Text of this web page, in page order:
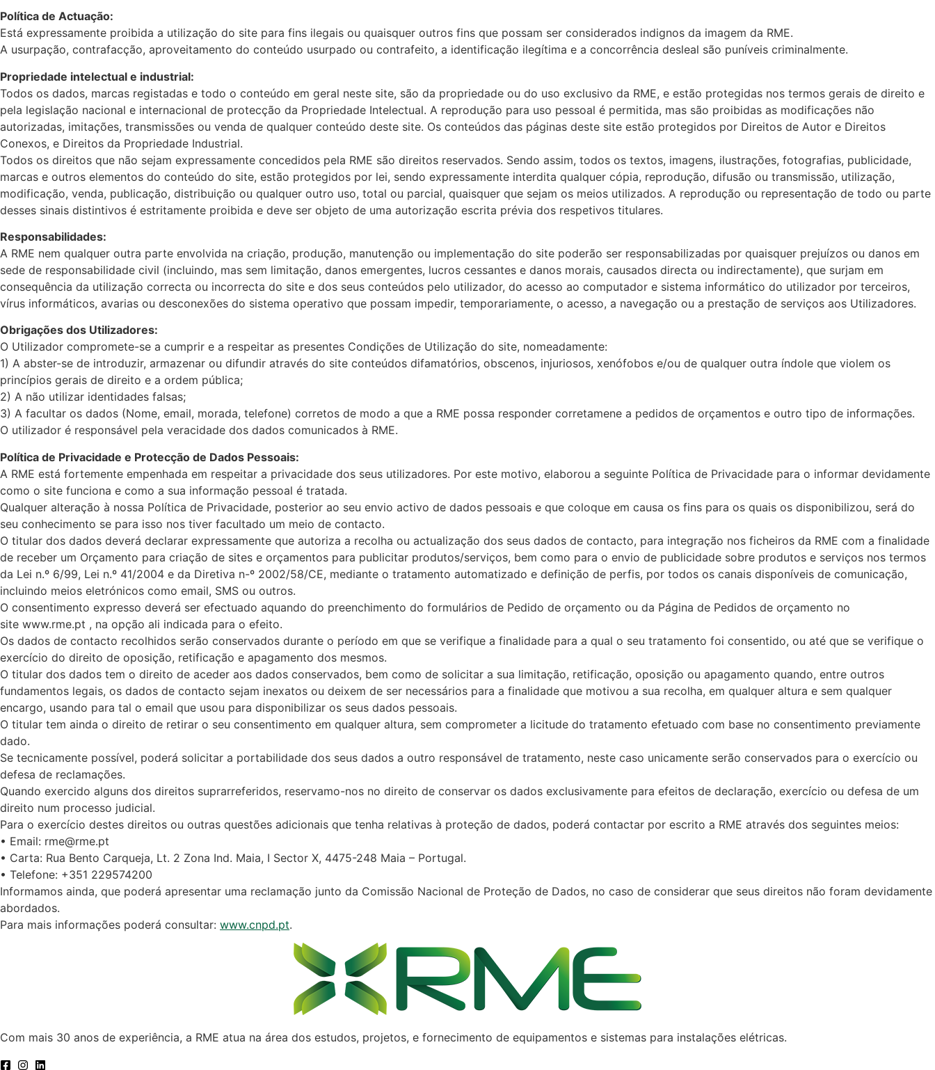
Política de Actuação:
Está expressamente proibida a utilização do site para fins ilegais ou quaisquer outros fins que possam ser considerados indignos da imagem da RME.
A usurpação, contrafacção, aproveitamento do conteúdo usurpado ou contrafeito, a identificação ilegítima e a concorrência desleal são puníveis criminalmente.
Propriedade intelectual e industrial:
Todos os dados, marcas registadas e todo o conteúdo em geral neste site, são da propriedade ou do uso exclusivo da RME, e estão protegidas nos termos gerais de direito e
pela legislação nacional e internacional de protecção da Propriedade Intelectual. A reprodução para uso pessoal é permitida, mas são proibidas as modificações não
autorizadas, imitações, transmissões ou venda de qualquer conteúdo deste site. Os conteúdos das páginas deste site estão protegidos por Direitos de Autor e Direitos
Conexos, e Direitos da Propriedade Industrial.
Todos os direitos que não sejam expressamente concedidos pela RME são direitos reservados. Sendo assim, todos os textos, imagens, ilustrações, fotografias, publicidade,
marcas e outros elementos do conteúdo do site, estão protegidos por lei, sendo expressamente interdita qualquer cópia, reprodução, difusão ou transmissão, utilização,
modificação, venda, publicação, distribuição ou qualquer outro uso, total ou parcial, quaisquer que sejam os meios utilizados. A reprodução ou representação de todo ou parte
desses sinais distintivos é estritamente proibida e deve ser objeto de uma autorização escrita prévia dos respetivos titulares.
Responsabilidades:
A RME nem qualquer outra parte envolvida na criação, produção, manutenção ou implementação do site poderão ser responsabilizadas por quaisquer prejuízos ou danos em
sede de responsabilidade civil (incluindo, mas sem limitação, danos emergentes, lucros cessantes e danos morais, causados directa ou indirectamente), que surjam em
consequência da utilização correcta ou incorrecta do site e dos seus conteúdos pelo utilizador, do acesso ao computador e sistema informático do utilizador por terceiros,
vírus informáticos, avarias ou desconexões do sistema operativo que possam impedir, temporariamente, o acesso, a navegação ou a prestação de serviços aos Utilizadores.
Obrigações dos Utilizadores:
O Utilizador compromete-se a cumprir e a respeitar as presentes Condições de Utilização do site, nomeadamente:
1) A abster-se de introduzir, armazenar ou difundir através do site conteúdos difamatórios, obscenos, injuriosos, xenófobos e/ou de qualquer outra índole que violem os
princípios gerais de direito e a ordem pública;
2) A não utilizar identidades falsas;
3) A facultar os dados (Nome, email, morada, telefone) corretos de modo a que a RME possa responder corretamene a pedidos de orçamentos e outro tipo de informações.
O utilizador é responsável pela veracidade dos dados comunicados à RME.
Política de Privacidade e Protecção de Dados Pessoais:
A RME está fortemente empenhada em respeitar a privacidade dos seus utilizadores. Por este motivo, elaborou a seguinte Política de Privacidade para o informar devidamente
como o site funciona e como a sua informação pessoal é tratada.
Qualquer alteração à nossa Política de Privacidade, posterior ao seu envio activo de dados pessoais e que coloque em causa os fins para os quais os disponibilizou, será do
seu conhecimento se para isso nos tiver facultado um meio de contacto.
O titular dos dados deverá declarar expressamente que autoriza a recolha ou actualização dos seus dados de contacto, para integração nos ficheiros da RME com a finalidade
de receber um Orçamento para criação de sites e orçamentos para publicitar produtos/serviços, bem como para o envio de publicidade sobre produtos e serviços nos termos
da Lei n.º 6/99, Lei n.º 41/2004 e da Diretiva n-º 2002/58/CE, mediante o tratamento automatizado e definição de perfis, por todos os canais disponíveis de comunicação,
incluindo meios eletrónicos como email, SMS ou outros.
O consentimento expresso deverá ser efectuado aquando do preenchimento do formulários de Pedido de orçamento ou da Página de Pedidos de orçamento no
site www.rme.pt , na opção ali indicada para o efeito.
Os dados de contacto recolhidos serão conservados durante o período em que se verifique a finalidade para a qual o seu tratamento foi consentido, ou até que se verifique o
exercício do direito de oposição, retificação e apagamento dos mesmos.
O titular dos dados tem o direito de aceder aos dados conservados, bem como de solicitar a sua limitação, retificação, oposição ou apagamento quando, entre outros
fundamentos legais, os dados de contacto sejam inexatos ou deixem de ser necessários para a finalidade que motivou a sua recolha, em qualquer altura e sem qualquer
encargo, usando para tal o email que usou para disponibilizar os seus dados pessoais.
O titular tem ainda o direito de retirar o seu consentimento em qualquer altura, sem comprometer a licitude do tratamento efetuado com base no consentimento previamente
dado.
Se tecnicamente possível, poderá solicitar a portabilidade dos seus dados a outro responsável de tratamento, neste caso unicamente serão conservados para o exercício ou
defesa de reclamações.
Quando exercido alguns dos direitos suprarreferidos, reservamo-nos no direito de conservar os dados exclusivamente para efeitos de declaração, exercício ou defesa de um
direito num processo judicial.
Para o exercício destes direitos ou outras questões adicionais que tenha relativas à proteção de dados, poderá contactar por escrito a RME através dos seguintes meios:
• Email: rme@rme.pt
• Carta: Rua Bento Carqueja, Lt. 2 Zona Ind. Maia, I Sector X, 4475-248 Maia – Portugal.
• Telefone: +351 229574200
Informamos ainda, que poderá apresentar uma reclamação junto da Comissão Nacional de Proteção de Dados, no caso de considerar que seus direitos não foram devidamente
abordados.
Para mais informações poderá consultar: www.cnpd.pt.
Com mais 30 anos de experiência, a RME atua na área dos estudos, projetos, e fornecimento de equipamentos e sistemas para instalações elétricas.